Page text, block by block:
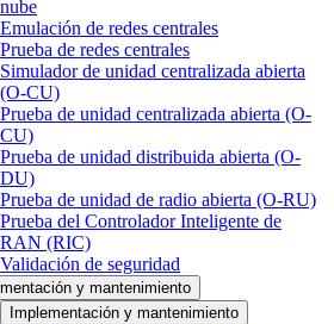
nube
Emulación de redes centrales
Prueba de redes centrales
Simulador de unidad centralizada abierta
(O-CU)
Prueba de unidad centralizada abierta (O-
CU)
Prueba de unidad distribuida abierta (O-
DU)
Prueba de unidad de radio abierta (O-RU)
Prueba del Controlador Inteligente de
RAN (RIC)
Validación de seguridad
y mantenimiento
Implementación y mantenimiento